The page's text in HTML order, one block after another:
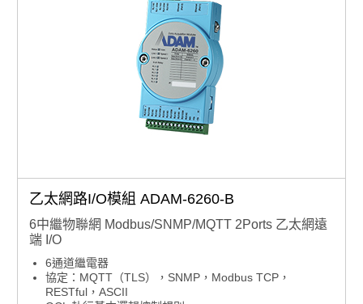
乙太網路I/O模組 ADAM-6260-B
6中繼物聯網 Modbus/SNMP/MQTT 2Ports 乙太網遠
端 I/O
6通道繼電器
協定：MQTT（TLS），SNMP，Modbus TCP，
RESTful，ASCII